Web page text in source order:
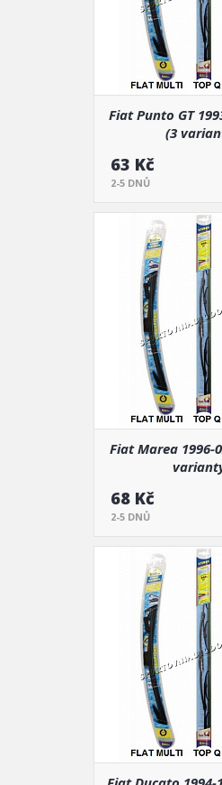
Fiat Punto GT
(3
63 Kč
2-5 DNŮ
Fiat Marea 1996-
68 Kč
2-5 DNŮ